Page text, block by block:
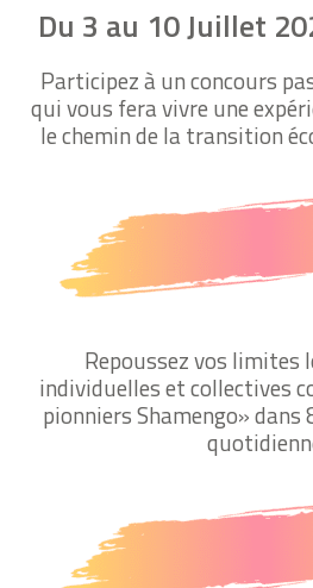
Du 3 au 10 Juillet
Participez à un concours
qui vous fera vivre une
le chemin de la transition
Repoussez vos limites
individuelles et collectives
pionniers Shamengo»